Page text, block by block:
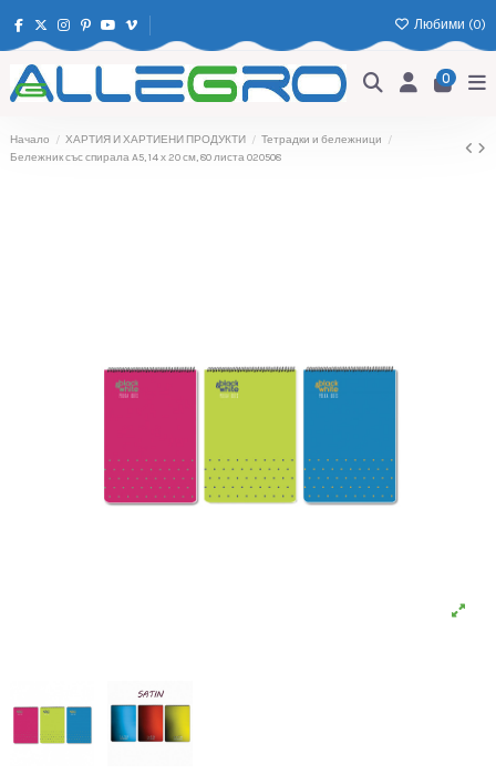
Любими (0)
0
Начало ХАРТИЯ И ХАРТИЕНИ ПРОДУКТИ
Тетрадки и бележници
Бележник със спирала A5, 14 х 20 см, 80 листа 020508